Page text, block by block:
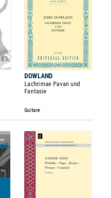
DOWLAND
Lachrimae Pavan und
Fantasie
Guitare